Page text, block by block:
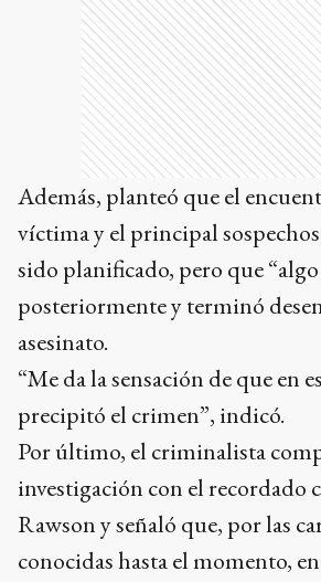
Además, planteó que el
víctima y el principal
sido planificado, pero que
posteriormente y terminó
asesinato.
“Me da la sensación de que en
precipitó el crimen”, indicó.
Por último, el criminalista
investigación con el recordado
Rawson y señaló que, por las
conocidas hasta el momento,